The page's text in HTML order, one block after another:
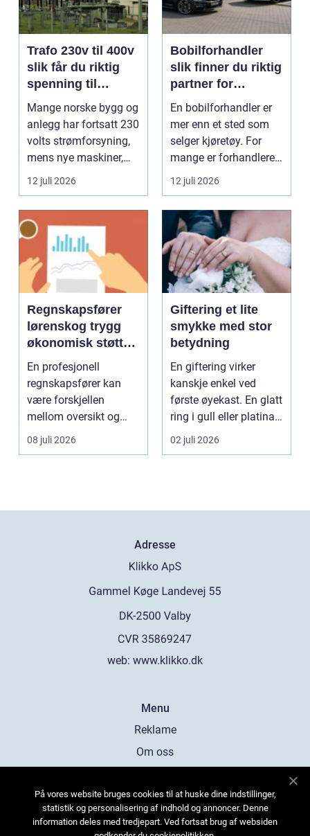
Trafo 230v til 400v
slik får du riktig
spenning til
moderne utstyr
Mange norske bygg og
anlegg har fortsatt 230
volts strømforsyning,
mens nye maskiner,
pumper, kompre...
12 juli 2026
Bobilforhandler
slik finner du riktig
partner for
feriedrømmen
En bobilforhandler er
mer enn et sted som
selger kjøretøy. For
mange er forhandleren
en langsiktig s...
12 juli 2026
Regnskapsfører
lørenskog trygg
økonomisk støtte i
hverdagen
En profesjonell
regnskapsfører kan
være forskjellen
mellom oversikt og
kaos i bedriftens
økonomi. Fo...
08 juli 2026
Giftering et lite
smykke med stor
betydning
En giftering virker
kanskje enkel ved
første øyekast. En glatt
ring i gull eller platina,
som sjelde...
02 juli 2026
Adresse
web: www.klikko.dk
Menu
Reklame
Om oss
Kontakt Oss
Sitemap
På vores website bruges cookies til at huske dine indstillinger,
statistik og personalisering af indhold og annoncer. Denne
information deles med tredjepart. Ved fortsat brug af websiden